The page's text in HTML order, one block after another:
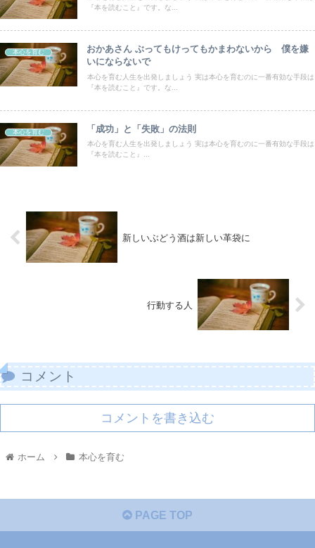
『本を読むこと』です。な...
本心を育む
おかあさん ぶってもけってもかまわないから 僕を嫌
いにならないで
本心を育む人生を出発しましょう 実は本心を育むのに一番有効な手段は
『本を読むこと』です。な...
本心を育む 「成功」と「失敗」の法則
本心を育む人生を出発しましょう 実は本心を育むのに一番有効な手段は
『本を読むこと』...
新しいぶどう酒は新しい革袋に
行動する人
コメント
コメントを書き込む
ホーム 本心を育む
PAGE TOP